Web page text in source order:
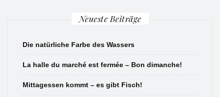
Neueste Beiträge
Die natürliche Farbe des Wassers
La halle du marché est fermée – Bon dimanche!
Mittagessen kommt – es gibt Fisch!